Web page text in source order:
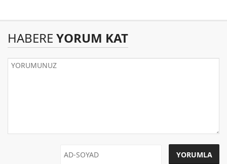
HABERE YORUM KAT